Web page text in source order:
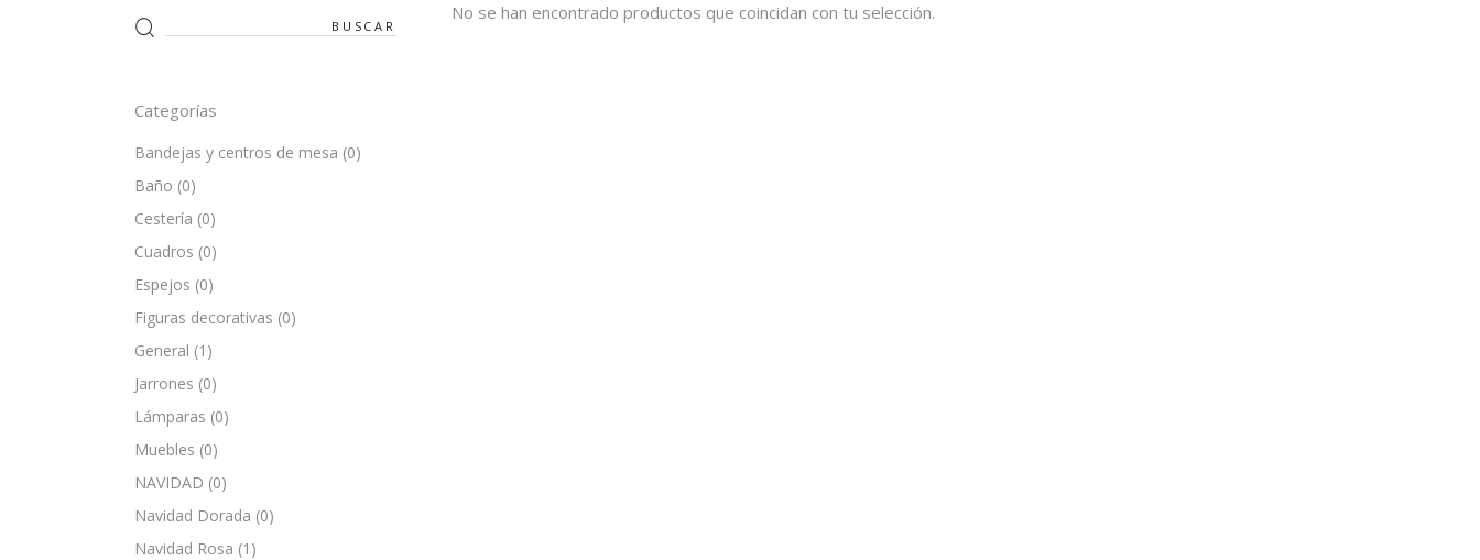
No se han encontrado productos que coincidan con tu selección.
Search
for:
Categorías
Bandejas y centros de mesa (0)
Baño (0)
Cestería (0)
Cuadros (0)
Espejos (0)
Figuras decorativas (0)
General (1)
Jarrones (0)
Lámparas (0)
Muebles (0)
NAVIDAD (0)
Navidad Dorada (0)
Navidad Rosa (1)